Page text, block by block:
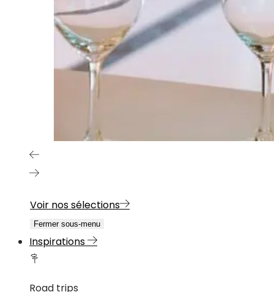
Voir nos sélections
Fermer sous-menu
Inspirations
Road trips